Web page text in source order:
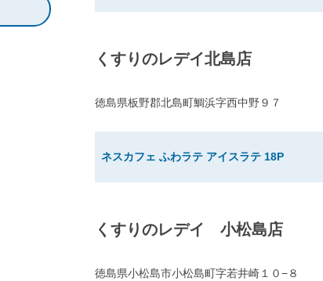
くすりのレデイ北島店
徳島県板野郡北島町鯛浜字西中野９７
ネスカフェ ふわラテ アイスラテ 18P
くすりのレデイ 小松島店
徳島県小松島市小松島町字若井崎１０−８